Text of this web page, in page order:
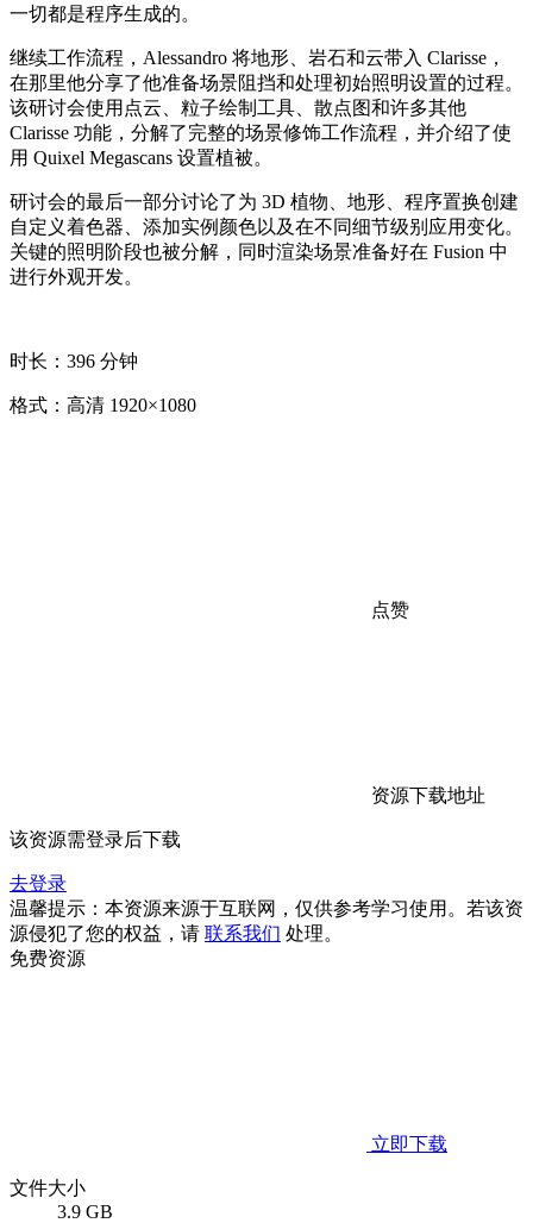
一切都是程序生成的。
继续工作流程，Alessandro 将地形、岩石和云带入 Clarisse，
在那里他分享了他准备场景阻挡和处理初始照明设置的过程。
该研讨会使用点云、粒子绘制工具、散点图和许多其他
Clarisse 功能，分解了完整的场景修饰工作流程，并介绍了使
用 Quixel Megascans 设置植被。
研讨会的最后一部分讨论了为 3D 植物、地形、程序置换创建
自定义着色器、添加实例颜色以及在不同细节级别应用变化。
关键的照明阶段也被分解，同时渲染场景准备好在 Fusion 中
进行外观开发。
时长：396 分钟
格式：高清 1920×1080
点赞
资源下载地址
该资源需登录后下载
去登录
温馨提示：本资源来源于互联网，仅供参考学习使用。若该资
源侵犯了您的权益，请 联系我们 处理。
免费资源
立即下载
文件大小
3.9 GB